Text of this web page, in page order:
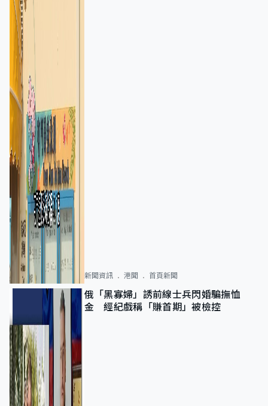
新聞資訊 港聞 首頁新聞
俄「黑寡婦」誘前線士兵閃婚騙撫恤
金 經紀戲稱「賺首期」被檢控